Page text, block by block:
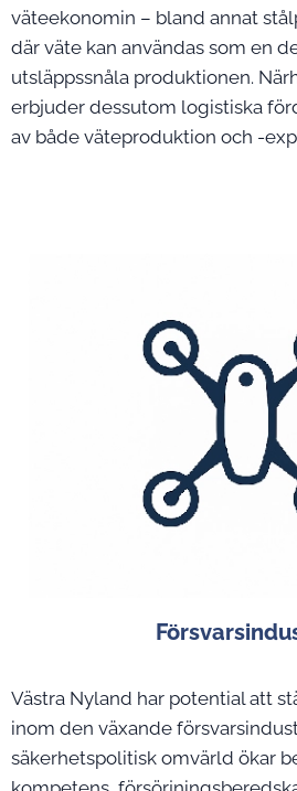
väteekonomin – bland annat
där väte kan användas som en
utsläppssnåla produktionen.
erbjuder dessutom logistiska
av både väteproduktion och -
Västra Nyland har potential att
inom den växande
säkerhetspolitisk omvärld ökar